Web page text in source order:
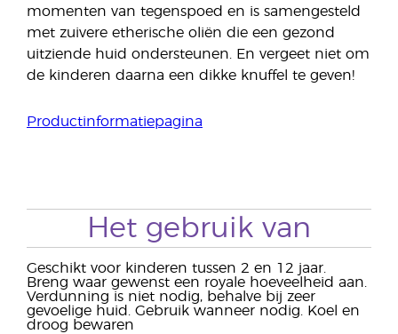
momenten van tegenspoed en is samengesteld
met zuivere etherische oliën die een gezond
uitziende huid ondersteunen. En vergeet niet om
de kinderen daarna een dikke knuffel te geven!
Productinformatiepagina
Het gebruik van
Geschikt voor kinderen tussen 2 en 12 jaar.
Breng waar gewenst een royale hoeveelheid aan.
Verdunning is niet nodig, behalve bij zeer
gevoelige huid. Gebruik wanneer nodig. Koel en
droog bewaren